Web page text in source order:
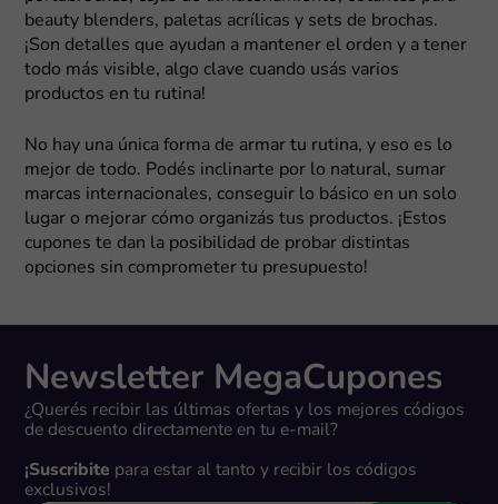
beauty blenders, paletas acrílicas y sets de brochas.
¡Son detalles que ayudan a mantener el orden y a tener
todo más visible, algo clave cuando usás varios
productos en tu rutina!
No hay una única forma de armar tu rutina, y eso es lo
mejor de todo. Podés inclinarte por lo natural, sumar
marcas internacionales, conseguir lo básico en un solo
lugar o mejorar cómo organizás tus productos. ¡Estos
cupones te dan la posibilidad de probar distintas
opciones sin comprometer tu presupuesto!
Newsletter MegaCupones
¿Querés recibir las últimas ofertas y los mejores códigos
de descuento directamente en tu e-mail?
¡Suscribite para estar al tanto y recibir los códigos
exclusivos!